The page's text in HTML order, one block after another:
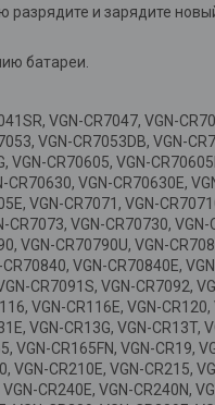
разрядите и зарядите
батареи.
VGN-CR7047, VGN-
VGN-CR7053DB, VGN-
CR70605, VGN-
VGN-CR70630E,
VGN-CR7071, VGN-
VGN-CR70730,
VGN-CR70790U, VGN-
VGN-CR70840E,
CR7091S, VGN-CR7092,
VGN-CR116E, VGN-
VGN-CR13G, VGN-CR13T,
VGN-CR165FN, VGN-CR19,
CR210E, VGN-CR215,
CR240E, VGN-CR240N,